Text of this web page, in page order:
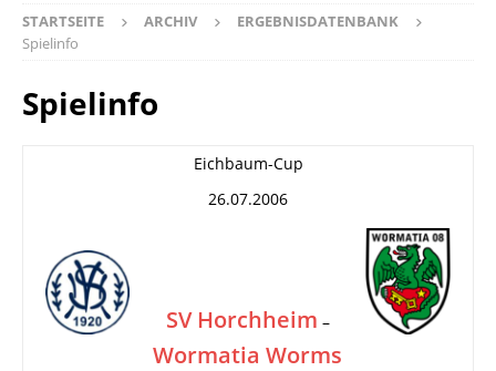
STARTSEITE ARCHIV
ERGEBNISDATENBANK
Spielinfo
Spielinfo
Eichbaum-Cup
26.07.2006
SV Horchheim –
Wormatia Worms